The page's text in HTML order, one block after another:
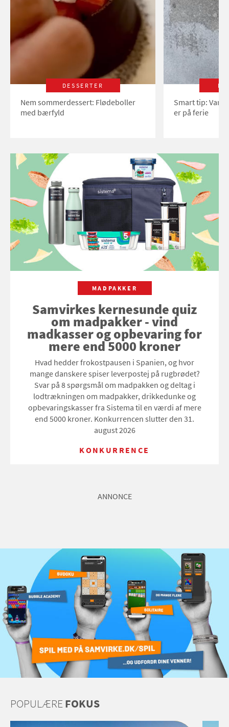
DESSERTER
Nem sommerdessert: Flødeboller
med bærfyld
Smart tip:
er på ferie
MADPAKKER
Samvirkes kernesunde quiz
om madpakker - vind
madkasser og opbevaring for
mere end 5000 kroner
Hvad hedder frokostpausen i Spanien, og hvor
mange danskere spiser leverpostej på rugbrødet?
Svar på 8 spørgsmål om madpakken og deltag i
lodtrækningen om madpakker, drikkedunke og
opbevaringskasser fra Sistema til en værdi af mere
end 5000 kroner. Konkurrencen slutter den 31.
august 2026
KONKURRENCE
ANNONCE
POPULÆRE FOKUS